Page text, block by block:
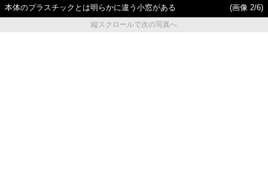
本体のプラスチックとは明らかに違う小窓がある
(画像 2/6)
縦スクロールで次の写真へ